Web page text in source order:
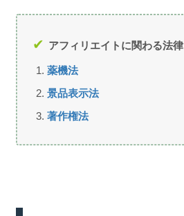
アフィリエイトに関わる法律
薬機法
景品表示法
著作権法